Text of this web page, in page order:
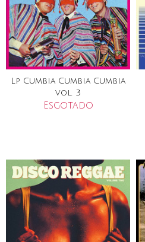
Lp Cumbia Cumbia Cumbia
vol. 3
Esgotado